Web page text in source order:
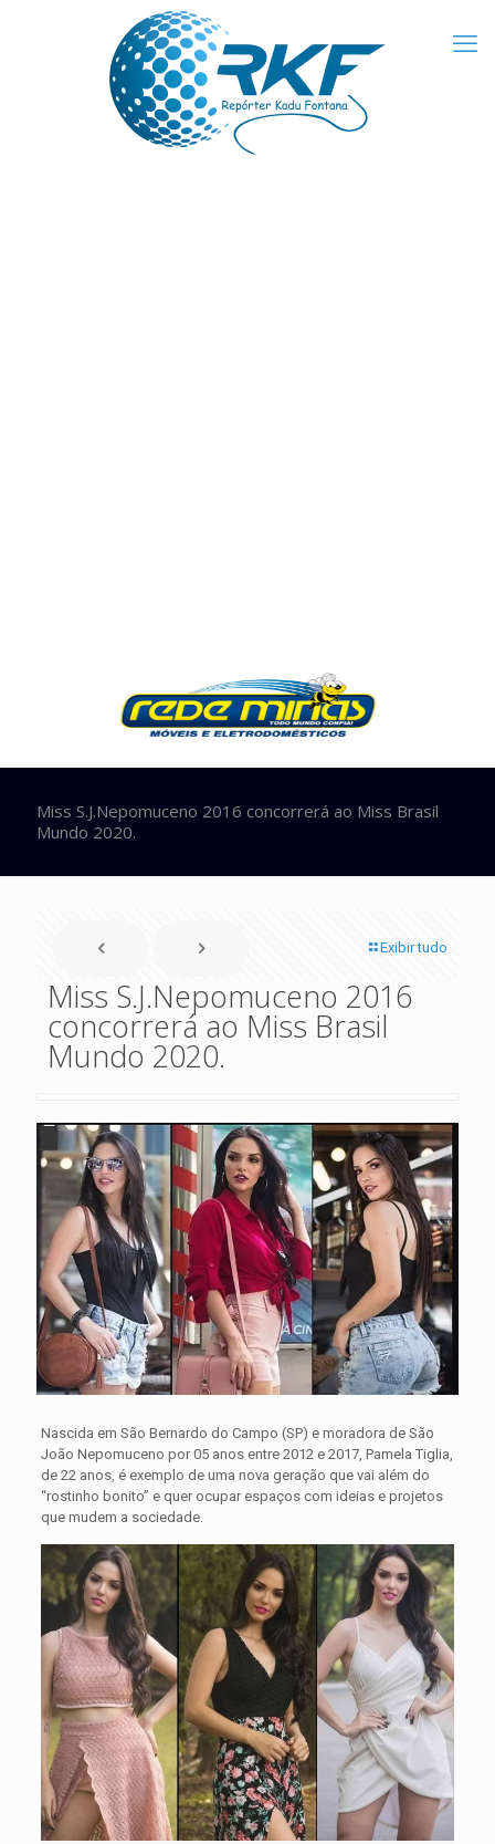
Miss S.J.Nepomuceno 2016 concorrerá ao Miss Brasil
Mundo 2020.
Exibir tudo
Miss S.J.Nepomuceno 2016
concorrerá ao Miss Brasil
Mundo 2020.
Nascida em São Bernardo do Campo (SP) e moradora de São
João Nepomuceno por 05 anos entre 2012 e 2017, Pamela Tiglia,
de 22 anos, é exemplo de uma nova geração que vai além do
“rostinho bonito” e quer ocupar espaços com ideias e projetos
que mudem a sociedade.